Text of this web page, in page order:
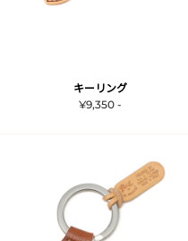
キーリング
¥9,350 -